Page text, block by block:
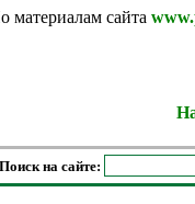
материалам сайта
Поиск на сайте: